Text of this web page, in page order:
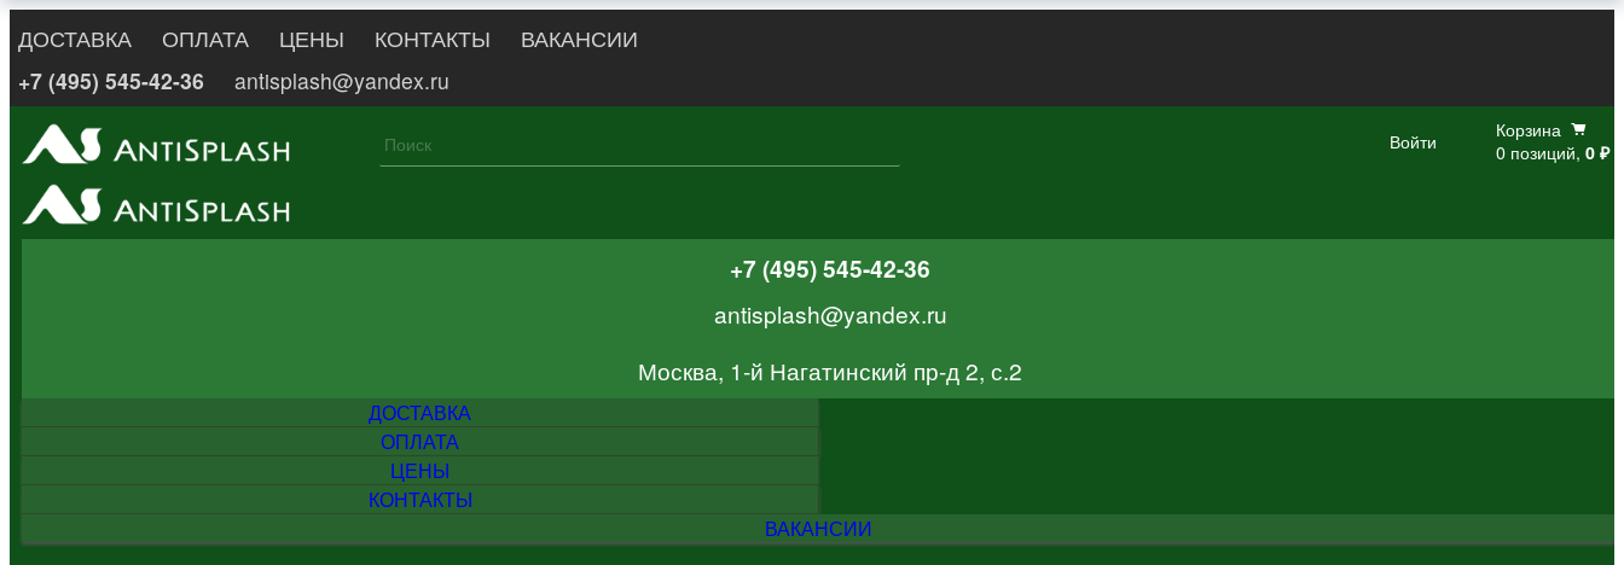
ДОСТАВКА ОПЛАТА ЦЕНЫ КОНТАКТЫ
ВАКАНСИИ
+7 (495) 545-42-36
antisplash@yandex.ru
Войти
Корзина
0 позиций, 0 ₽
+7 (495) 545-42-36
antisplash@yandex.ru
Москва, 1-й Нагатинский пр-д 2, с.2
ДОСТАВКА
ОПЛАТА
ЦЕНЫ
КОНТАКТЫ
ВАКАНСИИ